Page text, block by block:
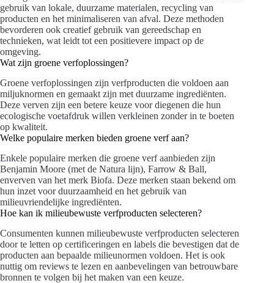
gebruik van lokale, duurzame materialen, recycling van
producten en het minimaliseren van afval. Deze methoden
bevorderen ook creatief gebruik van gereedschap en
technieken, wat leidt tot een positievere impact op de
omgeving.
Wat zijn groene verfoplossingen?
Groene verfoplossingen zijn verfproducten die voldoen aan
miljuknormen en gemaakt zijn met duurzame ingrediënten.
Deze verven zijn een betere keuze voor diegenen die hun
ecologische voetafdruk willen verkleinen zonder in te boeten
op kwaliteit.
Welke populaire merken bieden groene verf aan?
Enkele populaire merken die groene verf aanbieden zijn
Benjamin Moore (met de Natura lijn), Farrow & Ball,
enverven van het merk Biofa. Deze merken staan bekend om
hun inzet voor duurzaamheid en het gebruik van
milieuvriendelijke ingrediënten.
Hoe kan ik milieubewuste verfproducten selecteren?
Consumenten kunnen milieubewuste verfproducten selecteren
door te letten op certificeringen en labels die bevestigen dat de
producten aan bepaalde milieunormen voldoen. Het is ook
nuttig om reviews te lezen en aanbevelingen van betrouwbare
bronnen te volgen bij het maken van een keuze.